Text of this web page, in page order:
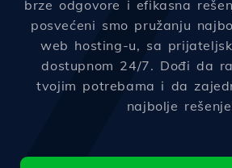
brze odgovore i efikasna
posvećeni smo pružanju
web hosting-u, sa
dostupnom 24/7. Dođi da
tvojim potrebama i da
najbolje